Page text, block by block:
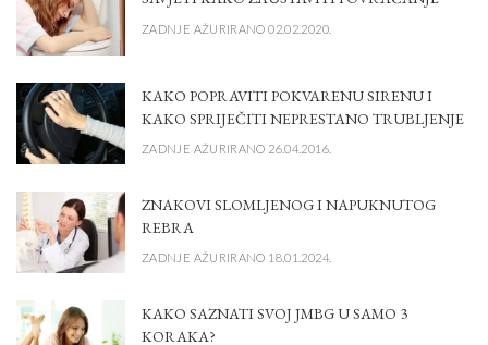
ZADNJE AŽURIRANO 02.02.2020.
KAKO POPRAVITI POKVARENU SIRENU I
KAKO SPRIJEČITI NEPRESTANO TRUBLJENJE
ZADNJE AŽURIRANO 26.04.2016.
ZNAKOVI SLOMLJENOG I NAPUKNUTOG
REBRA
ZADNJE AŽURIRANO 18.01.2024.
KAKO SAZNATI SVOJ JMBG U SAMO 3
KORAKA?